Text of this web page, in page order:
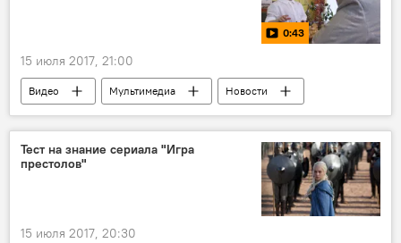
0:43
15 июля 2017, 21:00
Видео Мультимедиа
Новости
мальчик
партия
шахматы
гроссмейстер
Тест на знание сериала "Игра
престолов"
15 июля 2017, 20:30